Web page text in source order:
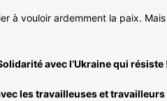
à vouloir ardemment la paix.
avec l’Ukraine qui résiste
les travailleuses et travailleurs